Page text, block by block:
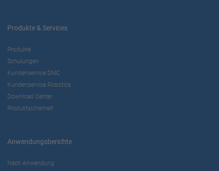
Produkte & Services
Produkte
Schulungen
Kundenservice DMC
Kundenservice Robotics
Download Center
Produktsicherheit
Anwendungsberichte
Nach Anwendung